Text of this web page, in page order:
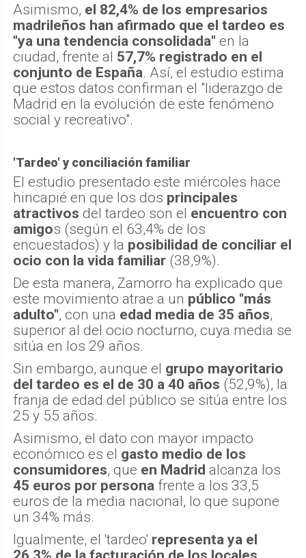
Asimismo, el 82,4% de los empresarios
madrileños han afirmado que el tardeo es
"ya una tendencia consolidada" en la
ciudad, frente al 57,7% registrado en el
conjunto de España. Así, el estudio estima
que estos datos confirman el "liderazgo de
Madrid en la evolución de este fenómeno
social y recreativo".
'Tardeo' y conciliación familiar
El estudio presentado este miércoles hace
hincapié en que los dos principales
atractivos del tardeo son el encuentro con
amigos (según el 63,4% de los
encuestados) y la posibilidad de conciliar el
ocio con la vida familiar (38,9%).
De esta manera, Zamorro ha explicado que
este movimiento atrae a un público "más
adulto", con una edad media de 35 años,
superior al del ocio nocturno, cuya media se
sitúa en los 29 años.
Sin embargo, aunque el grupo mayoritario
del tardeo es el de 30 a 40 años (52,9%), la
franja de edad del público se sitúa entre los
25 y 55 años.
Asimismo, el dato con mayor impacto
económico es el gasto medio de los
consumidores, que en Madrid alcanza los
45 euros por persona frente a los 33,5
euros de la media nacional, lo que supone
un 34% más.
Igualmente, el 'tardeo' representa ya el